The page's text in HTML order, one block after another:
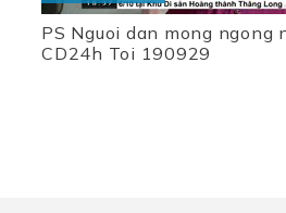
PS Nguoi dan mong ngong
CD24h Toi 190929